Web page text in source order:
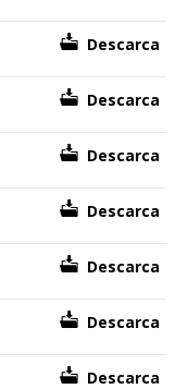
Descarca
Descarca
Descarca
Descarca
Descarca
Descarca
Descarca